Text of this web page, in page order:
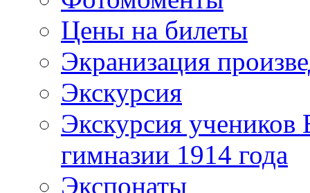
Цены на билеты
Экранизация
Экскурсия
Экскурсия
гимназии 1914 года
Экспонаты